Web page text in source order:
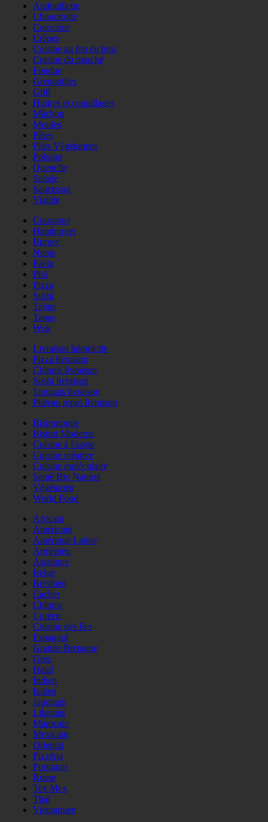
Andouillette
Choucroute
Couscous
Crêpes
Cuisine au feu de bois
Cuisine du marché
Fondue
Grenouilles
Grill
Huitres et coquillages
Mâchon
Moules
Pâtes
Plats Végétariens
Poisson
Quenelle
Salade
Saucisson
Viande
Couscous
Hamburger
Burger
Nems
Paëla
Phö
Pizza
Sushi
Tajine
Tapas
Wok
Livraison àdomicile
Pizza livraison
Chinois livraison
Sushi livraison
Japonais livraison
Plateau repas livraison
Bistronomie
Bistrot Moderne
Cuisine à l'azote
Cuisine créative
Cuisine moléculaire
Santé Bio Naturel
Végétarien
World Food
Africain
Américain
Amérique Latine
Arménien
Asiatique
Belge
Brésilien
Cacher
Chinois
Coréen
Cuisine des Iles
Espagnol
Grande Bretagne
Grec
Halal
Indien
Italien
Japonais
Libanais
Marocain
Mexicain
Oriental
Pizzéria
Portugais
Russe
Tex Mex
Thaï
Vietnamien